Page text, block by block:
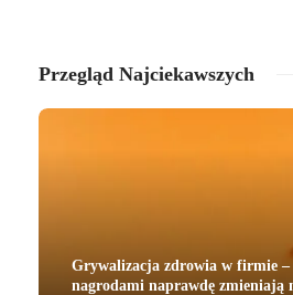
Przegląd Najciekawszych
Grywalizacja zdrowia w firmie –
nagrodami naprawdę zmieniają